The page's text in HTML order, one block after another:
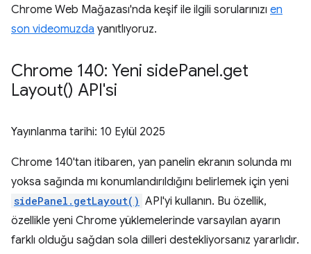
Chrome Web Mağazası'nda keşif ile ilgili sorularınızı en
son videomuzda yanıtlıyoruz.
Chrome 140: Yeni sidePanel.get
Layout() API'si
Yayınlanma tarihi: 10 Eylül 2025
Chrome 140'tan itibaren, yan panelin ekranın solunda mı
yoksa sağında mı konumlandırıldığını belirlemek için yeni
sidePanel.getLayout() API'yi kullanın. Bu özellik,
özellikle yeni Chrome yüklemelerinde varsayılan ayarın
farklı olduğu sağdan sola dilleri destekliyorsanız yararlıdır.